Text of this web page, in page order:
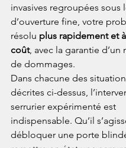
invasives regroupées sous
d’ouverture fine, votre
résolu plus rapidement et
coût, avec la garantie d’un
de dommages.
Dans chacune des
décrites ci-dessus,
serrurier expérimenté est
indispensable. Qu’il
débloquer une porte